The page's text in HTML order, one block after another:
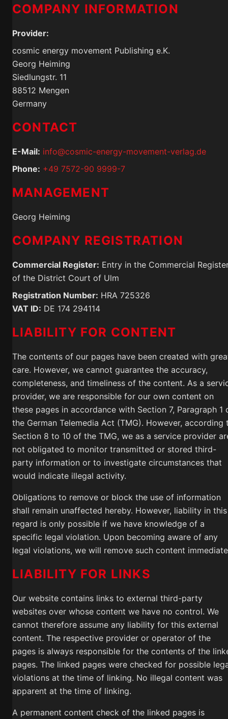
COMPANY INFORMATION
Provider:
cosmic energy movement Publishing e.K.
Georg Heiming
Siedlungstr. 11
88512 Mengen
Germany
CONTACT
E-Mail: info@cosmic-energy-movement-verlag.de
Phone: +49 7572-90 9999-7
MANAGEMENT
Georg Heiming
COMPANY REGISTRATION
Commercial Register: Entry in the Commercial
of the District Court of Ulm
Registration Number: HRA 725326
VAT ID: DE 174 294114
LIABILITY FOR CONTENT
The contents of our pages have been created with
care. However, we cannot guarantee the accuracy,
completeness, and timeliness of the content. As a
provider, we are responsible for our own content on
these pages in accordance with Section 7, Paragraph 1
the German Telemedia Act (TMG). However, according
Section 8 to 10 of the TMG, we as a service provider
not obligated to monitor transmitted or stored third-
party information or to investigate circumstances that
would indicate illegal activity.
Obligations to remove or block the use of information
shall remain unaffected hereby. However, liability in this
regard is only possible if we have knowledge of a
specific legal violation. Upon becoming aware of any
legal violations, we will remove such content
LIABILITY FOR LINKS
Our website contains links to external third-party
websites over whose content we have no control. We
cannot therefore assume any liability for this external
content. The respective provider or operator of the
pages is always responsible for the contents of the
pages. The linked pages were checked for possible
violations at the time of linking. No illegal content was
apparent at the time of linking.
A permanent content check of the linked pages is